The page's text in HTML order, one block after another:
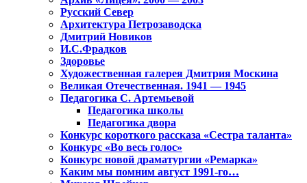
Русский Север
Архитектура Петрозаводска
Дмитрий Новиков
И.С.Фрадков
Здоровье
Художественная галерея Дмитрия Москина
Великая Отечественная. 1941 — 1945
Педагогика С. Артемьевой
Педагогика школы
Педагогика двора
Конкурс короткого рассказа «Сестра таланта»
Конкурс «Во весь голос»
Конкурс новой драматургии «Ремарка»
Каким мы помним август 1991-го…